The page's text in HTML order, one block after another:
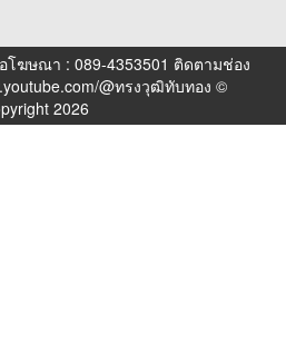
โฆษณา : 089-4353501 ติดตามช่อง
@ทรงวุฒิทับทอง ©
2026